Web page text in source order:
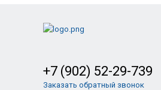
+7 (902) 52-29-739
Заказать обратный звонок